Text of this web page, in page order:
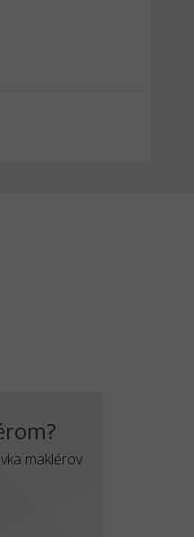
maklérov